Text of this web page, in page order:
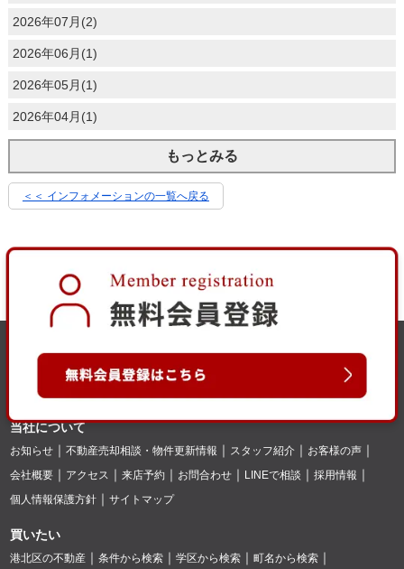
2026年07月(2)
2026年06月(1)
2026年05月(1)
2026年04月(1)
もっとみる
＜＜ インフォメーションの一覧へ戻る
当社について
お知らせ 不動産売却相談・物件更新情報 スタッフ紹介
お客様の声
会社概要
アクセス 来店予約 お問合わせ LINEで相談
採用情報
個人情報保護方針
サイトマップ
買いたい
港北区の不動産 条件から検索 学区から検索
町名から検索